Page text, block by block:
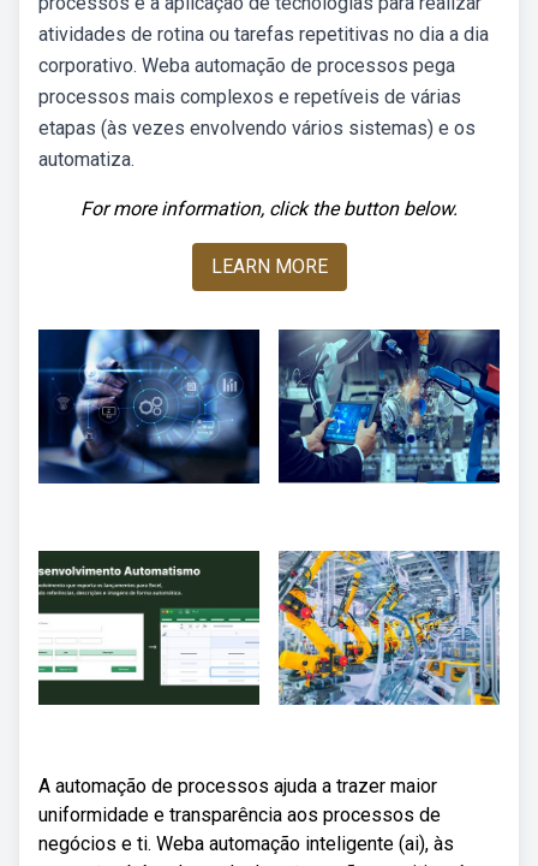
atividades de rotina ou tarefas repetitivas no dia a dia
corporativo. Weba automação de processos pega
processos mais complexos e repetíveis de várias
etapas (às vezes envolvendo vários sistemas) e os
automatiza.
For more information, click the button below.
LEARN MORE
A automação de processos ajuda a trazer maior
uniformidade e transparência aos processos de
negócios e ti. Weba automação inteligente (ai), às